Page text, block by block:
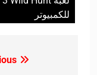
للكمبيوتر